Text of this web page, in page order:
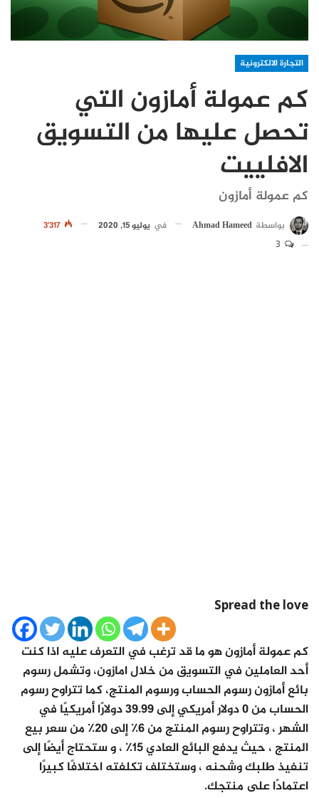
التجارة الالكترونية
كم عمولة أمازون التي
تحصل عليها من التسويق
الافلييت
كم عمولة أمازون
بواسطة Ahmad Hameed في يوليو 15, 2020
Spread the love
كم عمولة أمازون هو ما قد ترغب في التعرف عليه اذا كنت
أحد العاملين في التسويق من خلال امازون، وتشمل رسوم
بائع أمازون رسوم الحساب ورسوم المنتج، كما تتراوح رسوم
الحساب من 0 دولار أمريكي إلى 39.99 دولارًا أمريكيًا في
الشهر ، وتتراوح رسوم المنتج من 6٪ إلى 20٪ من سعر بيع
المنتج ، حيث يدفع البائع العادي 15٪ ، و ستحتاج أيضًا إلى
تنفيذ طلبك وشحنه ، وستختلف تكلفته اختلافًا كبيرًا
اعتمادًا على منتجك.